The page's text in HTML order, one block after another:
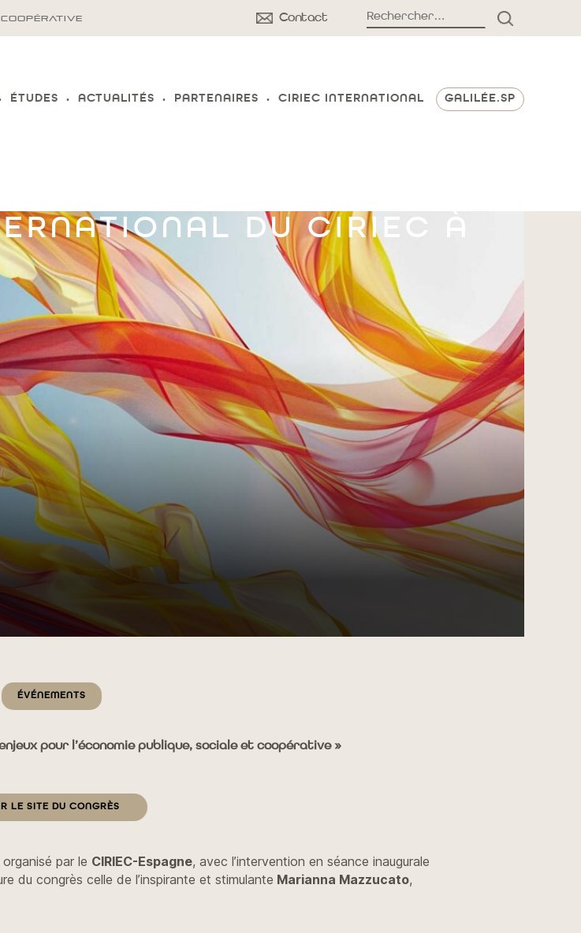
Contact Rechercher :
ÉTUDES ACTUALITÉS PARTENAIRES CIRIEC INTERNATIONAL GALILÉE.SP
DU CIRIEC À
Catégories
ÉVÉNEMENTS
pour l’économie publique, sociale et coopérative »
LE SITE DU CONGRÈS
par le CIRIEC-Espagne, avec l’intervention en séance inaugurale
du congrès celle de l’inspirante et stimulante Marianna Mazzucato,